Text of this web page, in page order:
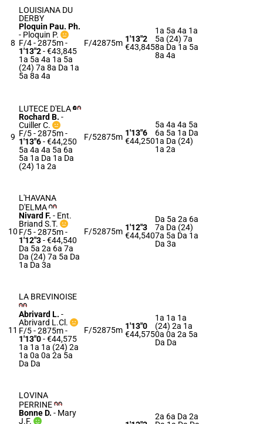
8
LOUISIANA DU
DERBY
Ploquin Pau. Ph.
- Ploquin P.
F/4 - 2875m-
1'13"2- €43,845
1a 5a 4a 1a 5a
(24) 7a 8a Da 1a
5a 8a 4a
F/42875m 1'13"2
€43,845
1a 5a 4a 1a
5a (24) 7a
8a Da 1a 5a
8a 4a
9
LUTECE D'ELA
Rochard B. -
Cuiller C.
F/5 - 2875m-
1'13"6- €44,250
5a 4a 4a 5a 6a
5a 1a Da 1a Da
(24) 1a 2a
F/52875m 1'13"6
€44,250
5a 4a 4a 5a
6a 5a 1a Da
1a Da (24)
1a 2a
10
L'HAVANA
D'ELMA
Nivard F. - Ent.
Briand S.T.
F/5 - 2875m-
1'12"3- €44,540
Da 5a 2a 6a 7a
Da (24) 7a 5a Da
1a Da 3a
F/52875m 1'12"3
€44,540
Da 5a 2a 6a
7a Da (24)
7a 5a Da 1a
Da 3a
11
LA BREVINOISE
Abrivard L. -
Abrivard L.Cl.
F/5 - 2875m-
1'13"0- €44,575
1a 1a 1a (24) 2a
1a 0a 0a 2a 5a
Da Da
F/52875m 1'13"0
€44,575
1a 1a 1a
(24) 2a 1a
0a 0a 2a 5a
Da Da
LOVINA
PERRINE
Bonne D. - Mary
J.F.
2a 6a Da 2a